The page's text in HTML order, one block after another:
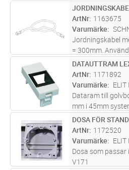
ST Lägg i
ArtNr 1163675
Varumärke
Jordningskabel
= 300mm.
jordningsbleck
Jordningskabeln
respektive
mer
ST Lägg i
DATAUTTRAM
ArtNr 1171892
Varumärke
ELIT
Dataram till
mm i 45mm
beställs separat.
ST Lägg i
DOSA FÖR
ArtNr 1172520
Varumärke
ELIT
Dosa som passar
V171